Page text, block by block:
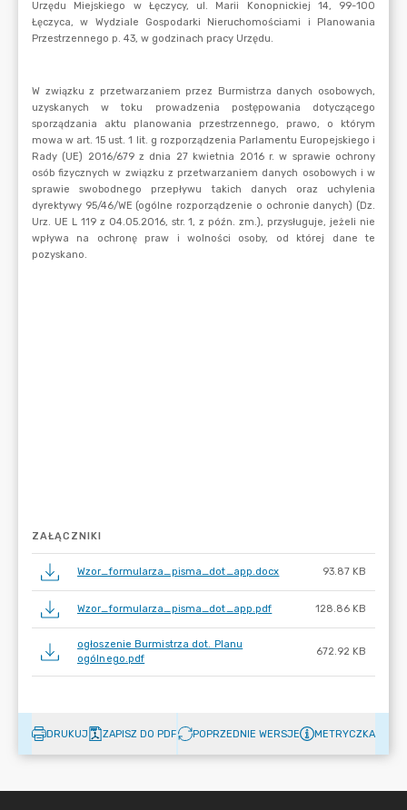
ZAŁĄCZNIKI
Wzor_formularza_pisma_dot_app.docx 93.87 KB
Wzor_formularza_pisma_dot_app.pdf 128.86 KB
ogłoszenie Burmistrza dot. Planu
ogólnego.pdf
672.92 KB
DRUKUJ ZAPISZ DO PDF POPRZEDNIE WERSJE METRYCZKA